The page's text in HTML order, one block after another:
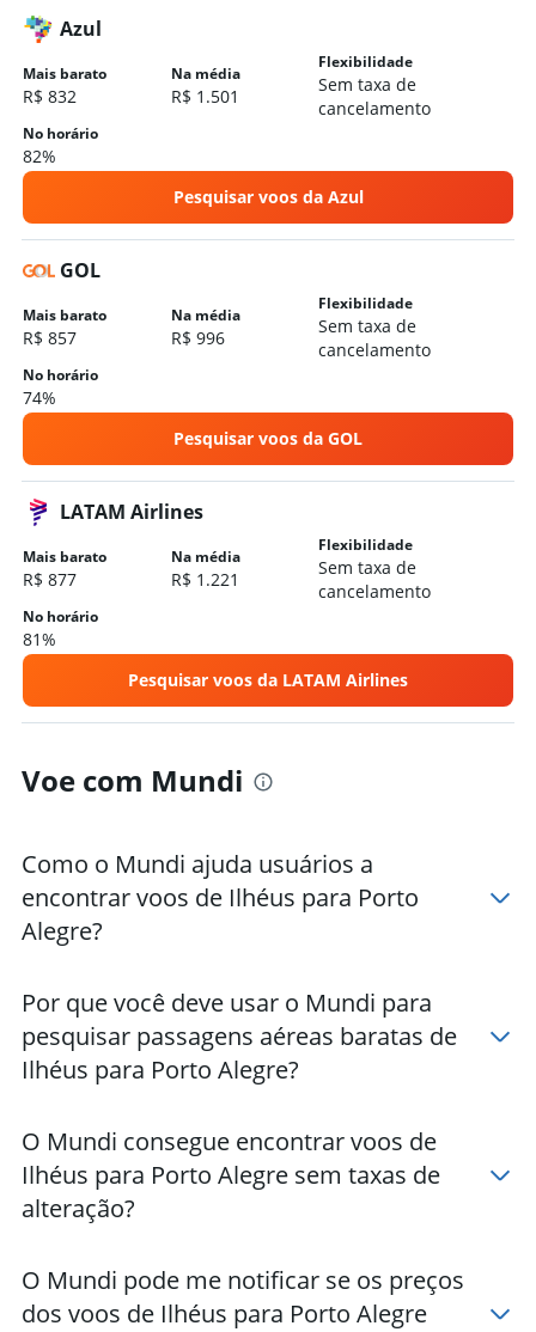
Hotéis em Caxias do Sul
Hotéis em Canela
Hotéis em Bento Gonçalves
Hotéis em Tramandaí
Hotéis em Nova Petrópolis
Azul
Mais barato
R$ 832
Na média
R$ 1.501
Flexibilidade
Sem taxa de
cancelamento
No horário
82%
Pesquisar voos da Azul
GOL
Mais barato
R$ 857
Na média
R$ 996
Flexibilidade
Sem taxa de
cancelamento
No horário
74%
Pesquisar voos da GOL
LATAM Airlines
Mais barato
R$ 877
Na média
R$ 1.221
Flexibilidade
Sem taxa de
cancelamento
No horário
81%
Pesquisar voos da LATAM Airlines
Voe com Mundi
Como o Mundi ajuda usuários a
encontrar voos de Ilhéus para Porto
Alegre?
Por que você deve usar o Mundi para
pesquisar passagens aéreas baratas de
Ilhéus para Porto Alegre?
O Mundi consegue encontrar voos de
Ilhéus para Porto Alegre sem taxas de
alteração?
O Mundi pode me notificar se os preços
dos voos de Ilhéus para Porto Alegre